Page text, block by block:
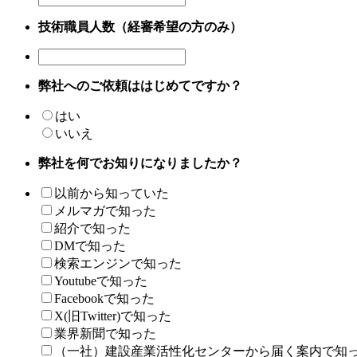
技術職員人数（経審希望の方のみ）
弊社へのご依頼ははじめてですか？
はい
いいえ
弊社を何でお知りになりましたか？
以前から知っていた
メルマガで知った
紹介で知った
DMで知った
検索エンジンで知った
Youtubeで知った
Facebookで知った
X(旧Twitter)で知った
業界新聞で知った
（一社）建設産業活性化センターから届く案内で知